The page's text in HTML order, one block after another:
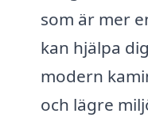
som är mer
kan hjälpa
modern
och lägre